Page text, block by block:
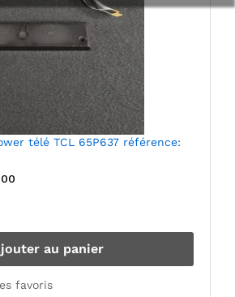
télé TCL 65P637 référence:
au panier
favoris